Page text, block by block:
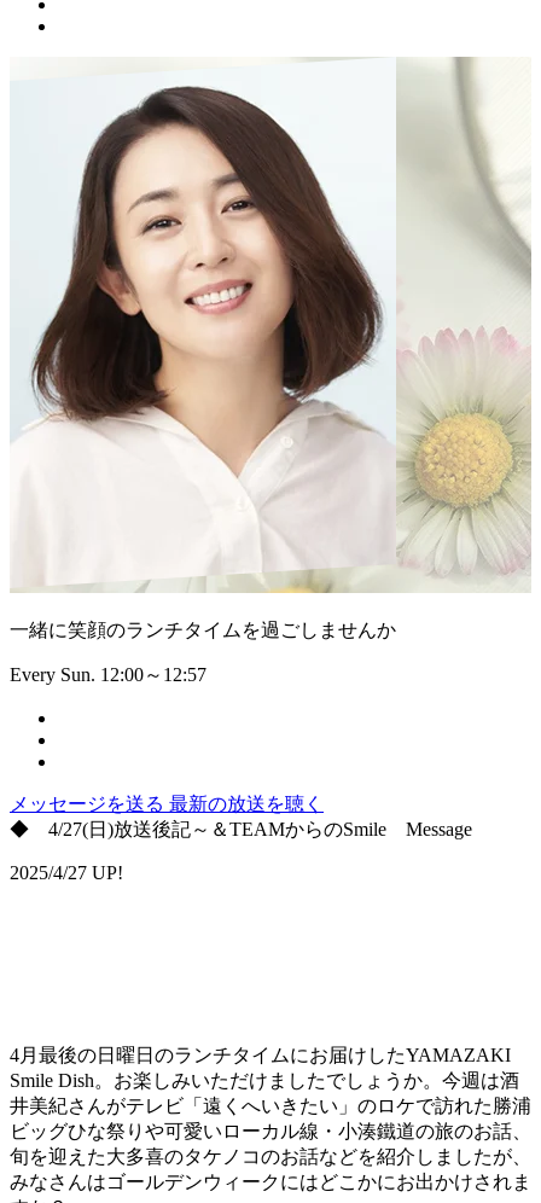
一緒に笑顔のランチタイムを過ごしませんか
Every Sun. 12:00～12:57
メッセージを送る 最新の放送を聴く
◆ 4/27(日)放送後記～＆TEAMからのSmile Message
2025/4/27 UP!
4月最後の日曜日のランチタイムにお届けしたYAMAZAKI
Smile Dish。お楽しみいただけましたでしょうか。今週は酒
井美紀さんがテレビ「遠くへいきたい」のロケで訪れた勝浦
ビッグひな祭りや可愛いローカル線・小湊鐵道の旅のお話、
旬を迎えた大多喜のタケノコのお話などを紹介しましたが、
みなさんはゴールデンウィークにはどこかにお出かけされま